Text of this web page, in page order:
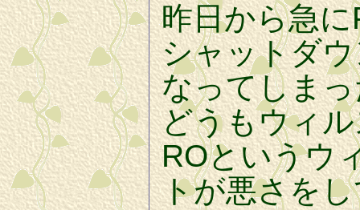
昨日から急
シャットダ
なってしま
どうもウィ
ROというウ
トが悪さを